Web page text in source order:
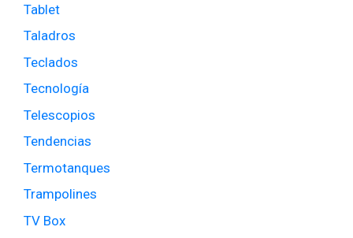
Tablet
Taladros
Teclados
Tecnología
Telescopios
Tendencias
Termotanques
Trampolines
TV Box